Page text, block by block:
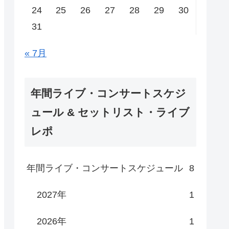
24 25 26 27 28 29
30
31
« 7月
年間ライブ・コンサートスケジ
ュール & セットリスト・ライブ
レポ
年間ライブ・コンサートスケジュール 8
2027年 1
2026年 1